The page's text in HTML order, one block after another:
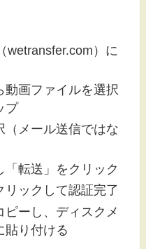
wetransfer.com）に
動画ファイルを選択
プ
（メール送信ではな
「転送」をクリック
ックして認証完了
ーし、ディスクメ
貼り付ける